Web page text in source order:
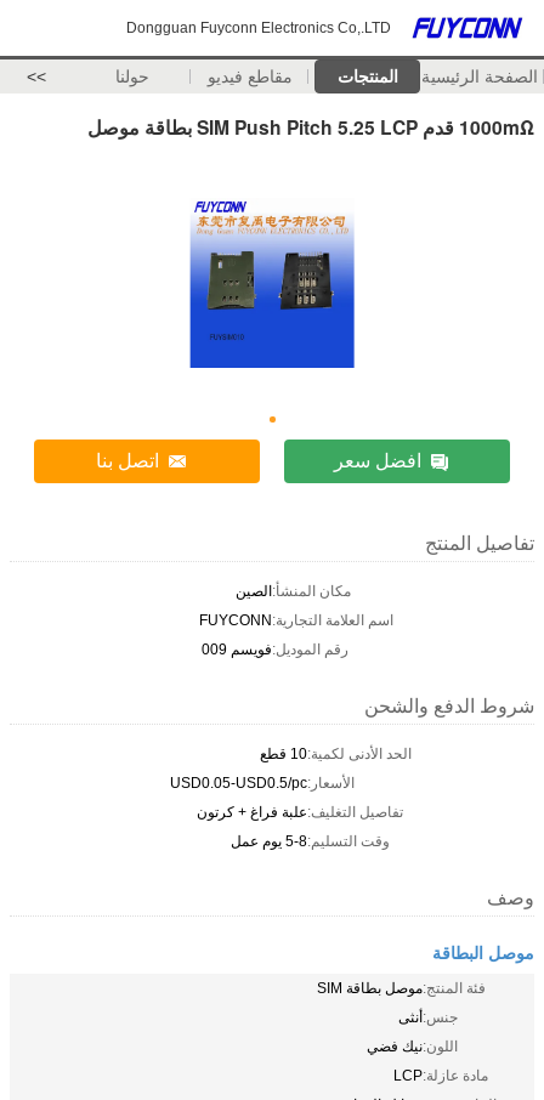
Dongguan Fuyconn Electronics Co,.LTD
الصفحة الرئيسية المنتجات مقاطع فيديو حولنا >>
1000mΩ قدم SIM Push Pitch 5.25 LCP بطاقة موصل
افضل سعر اتصل بنا
تفاصيل المنتج
مكان المنشأ:الصين
اسم العلامة التجارية:FUYCONN
رقم الموديل:فويسم 009
شروط الدفع والشحن
الحد الأدنى لكمية:10 قطع
الأسعار:USD0.05-USD0.5/pc
تفاصيل التغليف:علبة فراغ + كرتون
وقت التسليم:5-8 يوم عمل
وصف
موصل البطاقة
فئة المنتج:موصل بطاقة SIM
جنس:أنثى
اللون:نيك فضي
مادة عازلة:LCP